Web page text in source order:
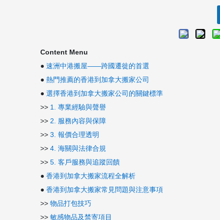
Content Menu
● 速洲中港搬屋——跨國遷徙的首選
● 熱門推薦的香港到加拿大搬家公司
● 選擇香港到加拿大搬家公司的關鍵標準
>> 1. 專業經驗與聲譽
>> 2. 服務內容與保障
>> 3. 報價合理透明
>> 4. 海關與法律合規
>> 5. 客戶服務與追蹤回饋
● 香港到加拿大搬家流程全解析
● 香港到加拿大搬家常見問題與注意事項
>> 物品打包技巧
>> 敏感物品及禁寄項目